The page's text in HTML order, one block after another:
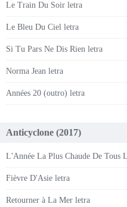
Le Train Du Soir letra
Le Bleu Du Ciel letra
Si Tu Pars Ne Dis Rien letra
Norma Jean letra
Années 20 (outro) letra
Anticyclone (2017)
L'Année La Plus Chaude De Tous
Fièvre D'Asie letra
Retourner à La Mer letra